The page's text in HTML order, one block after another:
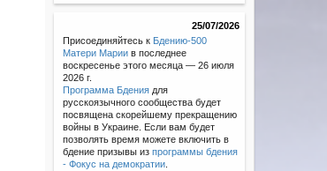
25/07/2026
Присоединяйтесь к Бдению-500
Матери Марии в последнее
воскресенье этого месяца — 26 июля
2026 г.
Программа Бдения для
русскоязычного сообщества будет
посвящена скорейшему прекращению
войны в Украине. Если вам будет
позволять время можете включить в
бдение призывы изпрограммы бдения
- Фокус на демократии